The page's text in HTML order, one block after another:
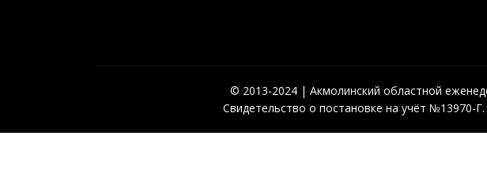
© 2013-2024 | Акмолинский областной
Свидетельство о постановке на учёт №13970-